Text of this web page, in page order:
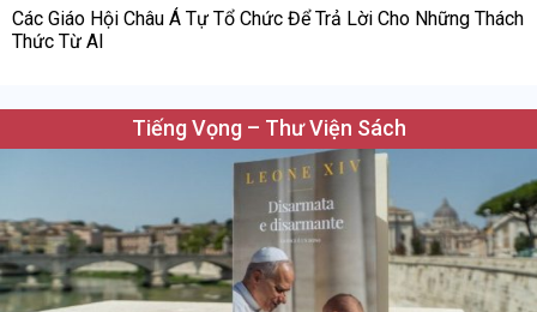
Các Giáo Hội Châu Á Tự Tổ Chức Để Trả Lời Cho Những Thách
Thức Từ AI
Tiếng Vọng – Thư Viện Sách